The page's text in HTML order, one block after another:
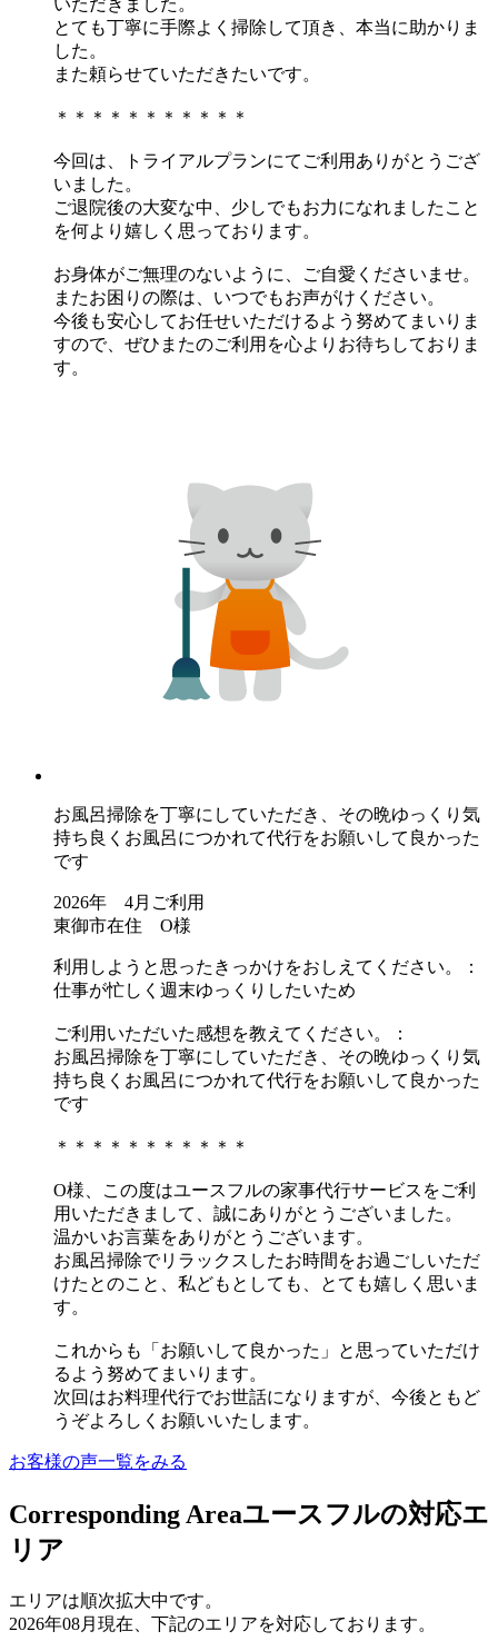
いただきました。
とても丁寧に手際よく掃除して頂き、本当に助かりま
した。
また頼らせていただきたいです。
＊＊＊＊＊＊＊＊＊＊＊
今回は、トライアルプランにてご利用ありがとうござ
いました。
ご退院後の大変な中、少しでもお力になれましたこと
を何より嬉しく思っております。
お身体がご無理のないように、ご自愛くださいませ。
またお困りの際は、いつでもお声がけください。
今後も安心してお任せいただけるよう努めてまいりま
すので、ぜひまたのご利用を心よりお待ちしておりま
す。
お風呂掃除を丁寧にしていただき、その晩ゆっくり気
持ち良くお風呂につかれて代行をお願いして良かった
です
2026年 4月ご利用
東御市在住 O様
利用しようと思ったきっかけをおしえてください。：
仕事が忙しく週末ゆっくりしたいため
ご利用いただいた感想を教えてください。：
お風呂掃除を丁寧にしていただき、その晩ゆっくり気
持ち良くお風呂につかれて代行をお願いして良かった
です
＊＊＊＊＊＊＊＊＊＊＊
O様、この度はユースフルの家事代行サービスをご利
用いただきまして、誠にありがとうございました。
温かいお言葉をありがとうございます。
お風呂掃除でリラックスしたお時間をお過ごしいただ
けたとのこと、私どもとしても、とても嬉しく思いま
す。
これからも「お願いして良かった」と思っていただけ
るよう努めてまいります。
次回はお料理代行でお世話になりますが、今後ともど
うぞよろしくお願いいたします。
お客様の声一覧をみる
Corresponding Areaユースフルの対応エ
リア
エリアは順次拡大中です。
2026年08月現在、下記のエリアを対応しております。